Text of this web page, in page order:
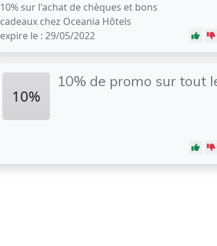
10% sur l'achat de chèques et bons
cadeaux chez Oceania Hôtels
expire le : 29/05/2022
10%
10% de promo sur tout